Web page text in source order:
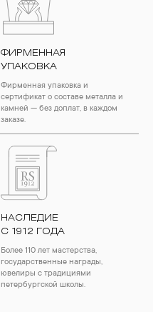
ФИРМЕННАЯ
УПАКОВКА
Фирменная упаковка и
сертификат о составе металла и
камней — без доплат, в каждом
заказе.
НАСЛЕДИЕ
С 1912 ГОДА
Более 110 лет мастерства,
государственные награды,
ювелиры с традициями
петербургской школы.